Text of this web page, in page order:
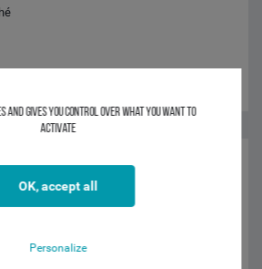
D'ENCAISSEMENT E-
and gives you control over what you want to
activate
OK, accept all
Personalize